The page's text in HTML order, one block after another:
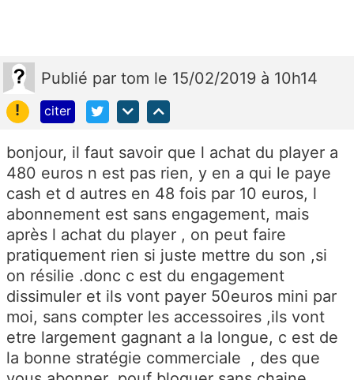
Publié par tom le 15/02/2019 à 10h14
!
citer
bonjour, il faut savoir que l achat du player a
480 euros n est pas rien, y en a qui le paye
cash et d autres en 48 fois par 10 euros, l
abonnement est sans engagement, mais
après l achat du player , on peut faire
pratiquement rien si juste mettre du son ,si
on résilie .donc c est du engagement
dissimuler et ils vont payer 50euros mini par
moi, sans compter les accessoires ,ils vont
etre largement gagnant a la longue, c est de
la bonne stratégie commerciale , des que